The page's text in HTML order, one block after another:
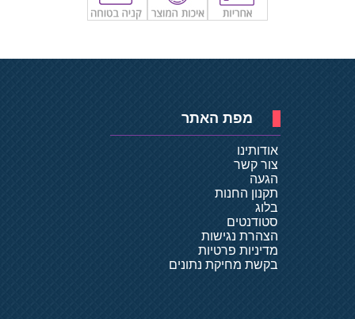
מפת האתר
אודותינו
צור קשר
הגעה
תקנון החנות
בלוג
סטודנטים
הצהרת נגישות
מדיניות פרטיות
בקשת מחיקת נתונים